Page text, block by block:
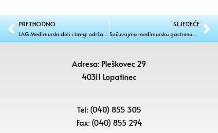
PRETHODNO
LAG Međimurski doli i bregi održao je 4. sjednicu Skupštine Udruge
SLJEDEĆE
Sačuvajmo međimursku gastronomsku baštinu
Adresa: Pleškovec 29
40311 Lopatinec
Tel: (040) 855 305
Fax: (040) 855 294